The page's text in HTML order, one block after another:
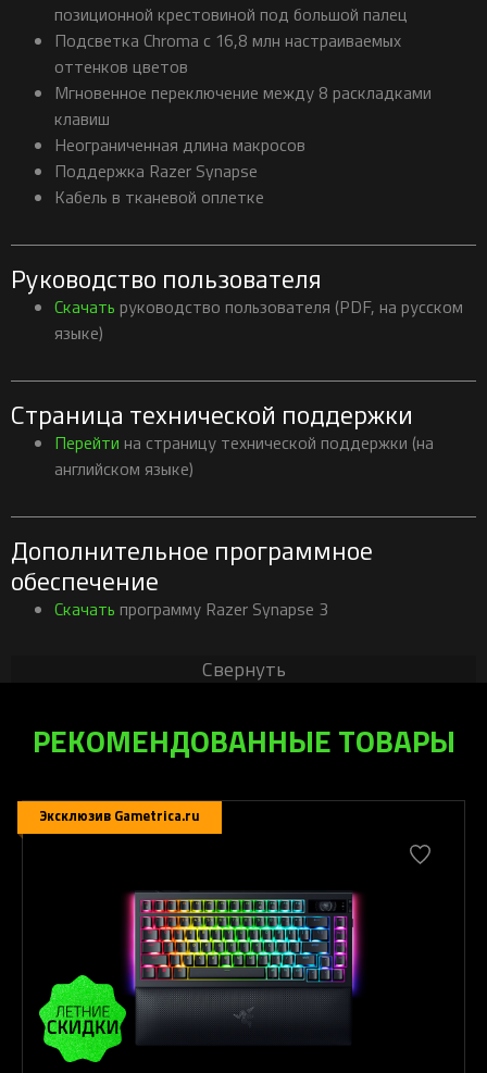
позиционной крестовиной под большой палец
Подсветка Chroma с 16,8 млн настраиваемых
оттенков цветов
Мгновенное переключение между 8 раскладками
клавиш
Неограниченная длина макросов
Поддержка Razer Synapse
Кабель в тканевой оплетке
Руководство пользователя
Скачать руководство пользователя (PDF, на русском
языке)
Страница технической поддержки
Перейти на страницу технической поддержки (на
английском языке)
Дополнительное программное
обеспечение
Скачать программу Razer Synapse 3
Свернуть
РЕКОМЕНДОВАННЫЕ ТОВАРЫ
Эксклюзив Gametrica.ru